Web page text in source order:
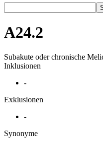
A24.2
Subakute oder chronische
Inklusionen
-
Exklusionen
-
Synonyme